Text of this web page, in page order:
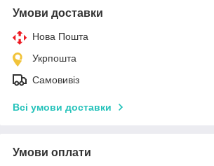
Умови доставки
Нова Пошта
Укрпошта
Самовивіз
Всі умови доставки
Умови оплати